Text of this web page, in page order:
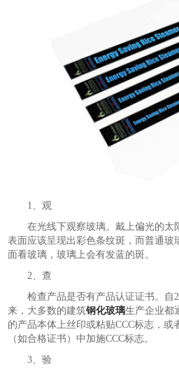
1、观
在光线下观察玻璃。戴上偏光的太
表面应该呈现出彩色条纹斑，而普通玻
面看玻璃，玻璃上会有发蓝的斑。
2、查
检查产品是否有产品认证证书。自
来，大多数的建筑钢化玻璃生产企业都
的产品本体上丝印或粘贴CCC标志，
（如合格证书）中加施CCC标志。
3、验